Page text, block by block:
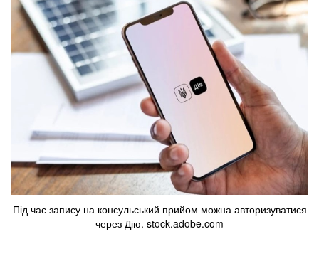
Під час запису на консульський прийом можна авторизуватися
через Дію. stock.adobe.com